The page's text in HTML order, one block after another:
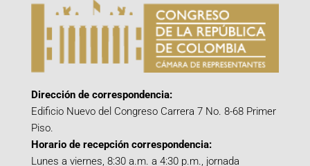
Dirección de correspondencia:
Edificio Nuevo del Congreso Carrera 7 No. 8-68 Primer
Piso.
Horario de recepción correspondencia:
Lunes a viernes, 8:30 a.m. a 4:30 p.m., jornada